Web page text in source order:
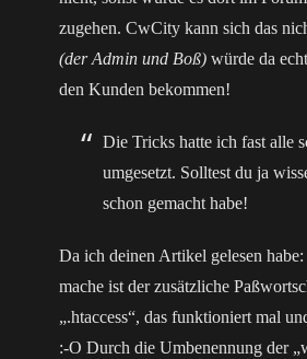
zugehen. CwCity kann sich das
(der Admin und Boß) würde da
den Kunden bekommen!
Die Tricks hatte ich fast alle
umgesetzt. Solltest du ja
schon gemacht habe!
Da ich deinen Artikel gelesen
mache ist der zusätzliche
„.htaccess“, das funktioniert mal
:-O Durch die Umbenennung der